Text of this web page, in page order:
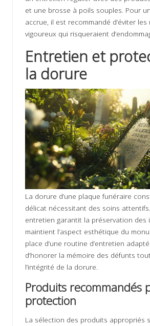
et une brosse à poils souples. Pour
accrue, il est recommandé d’éviter
vigoureux qui risqueraient
Entretien et
la dorure
La dorure d’une plaque funéraire
délicat nécessitant des soins
entretien garantit la préservation des
maintient l’aspect esthétique du
place d’une routine d’entretien
d’honorer la mémoire des défunts
l’intégrité de la dorure.
Produits recommandés
protection
La sélection des produits appropriés